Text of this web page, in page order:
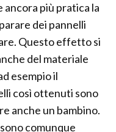
più pratica la
dei pannelli
Questo effetto si
del materiale
esempio il
così ottenuti sono
anche un bambino.
comunque